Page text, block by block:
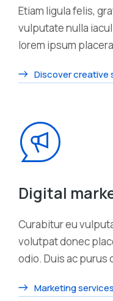
Etiam ligula felis,
vulputate nulla
lorem ipsum
Discover creative
Digital
Curabitur eu
volutpat donec
odio. Duis ac purus
Marketing services